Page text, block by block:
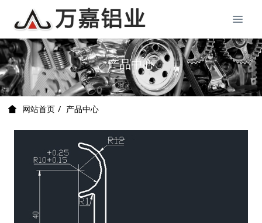
产品中心
网站首页 产品中心